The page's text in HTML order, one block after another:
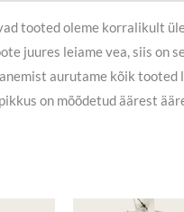
tooted oleme korralikult
juures leiame vea, siis on
aurutame kõik tooted
on mõõdetud äärest